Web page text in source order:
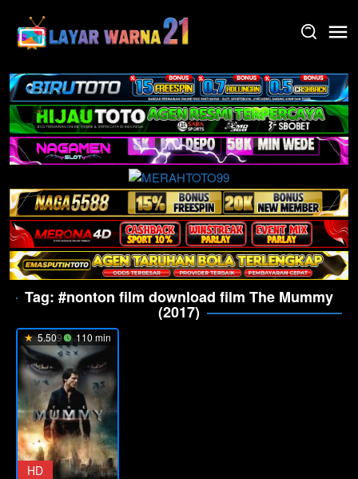
content
Tag: #nonton film download film The Mummy
(2017)
5.509 110 min
HD